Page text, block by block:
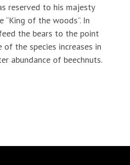
reserved to his majesty
“King of the woods”. In
the bears to the point
the species increases in
abundance of beechnuts.